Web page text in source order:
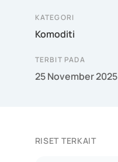
KATEGORI
Komoditi
TERBIT PADA
25 November 2025
RISET TERKAIT